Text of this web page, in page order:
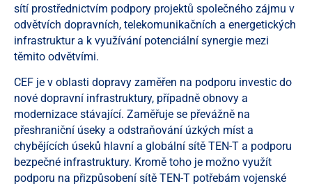
sítí prostřednictvím podpory projektů společného zájmu v
odvětvích dopravních, telekomunikačních a energetických
infrastruktur a k využívání potenciální synergie mezi
těmito odvětvími.
CEF je v oblasti dopravy zaměřen na podporu investic do
nové dopravní infrastruktury, případně obnovy a
modernizace stávající. Zaměřuje se převážně na
přeshraniční úseky a odstraňování úzkých míst a
chybějících úseků hlavní a globální sítě TEN-T a podporu
bezpečné infrastruktury. Kromě toho je možno využít
podporu na přizpůsobení sítě TEN-T potřebám vojenské